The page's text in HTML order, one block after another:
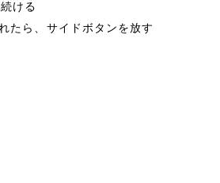
ける
たら、サイドボタンを放す